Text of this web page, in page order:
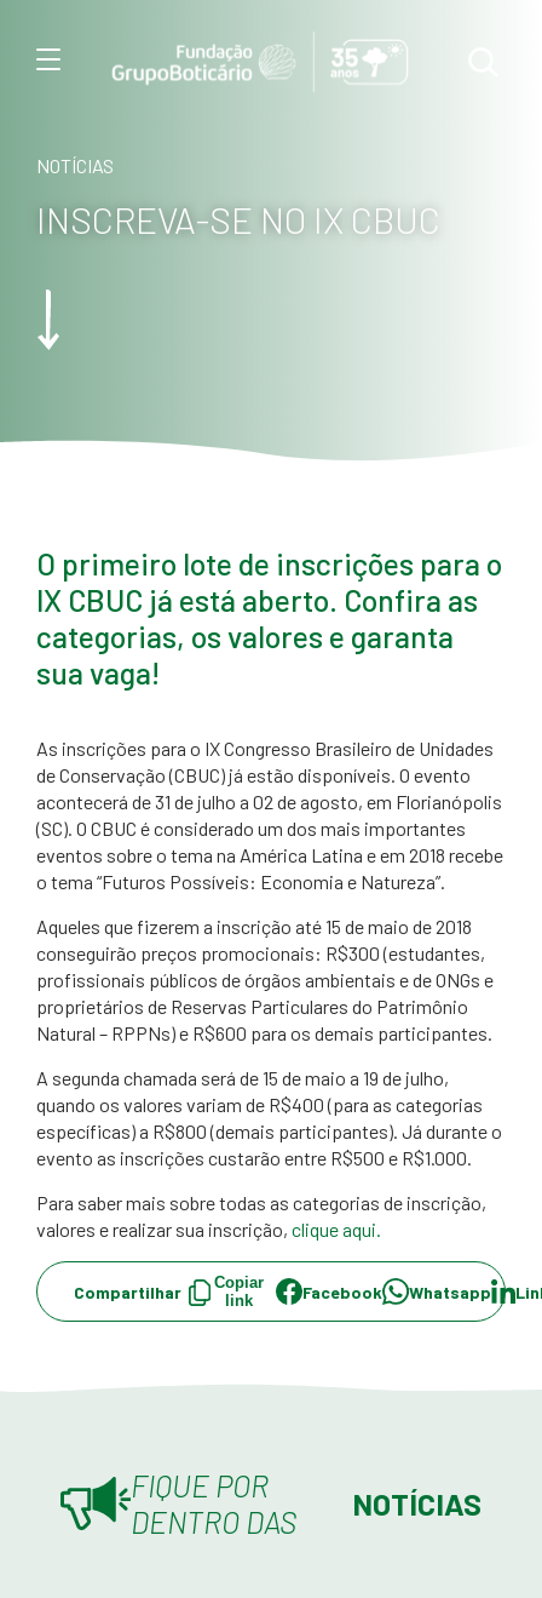
Menu
NOTÍCIAS
INSCREVA-SE NO IX CBUC
O primeiro lote de inscrições para o
IX CBUC já está aberto. Confira as
categorias, os valores e garanta
sua vaga!
As inscrições para o IX Congresso Brasileiro de Unidades
de Conservação (CBUC) já estão disponíveis. O evento
acontecerá de 31 de julho a 02 de agosto, em Florianópolis
(SC). O CBUC é considerado um dos mais importantes
eventos sobre o tema na América Latina e em 2018 recebe
o tema “Futuros Possíveis: Economia e Natureza”.
Aqueles que fizerem a inscrição até 15 de maio de 2018
conseguirão preços promocionais: R$300 (estudantes,
profissionais públicos de órgãos ambientais e de ONGs e
proprietários de Reservas Particulares do Patrimônio
Natural – RPPNs) e R$600 para os demais participantes.
A segunda chamada será de 15 de maio a 19 de julho,
quando os valores variam de R$400 (para as categorias
específicas) a R$800 (demais participantes). Já durante o
evento as inscrições custarão entre R$500 e R$1.000.
Para saber mais sobre todas as categorias de inscrição,
valores e realizar sua inscrição, clique aqui.​
Compartilhar
Copiar
link
Facebook Whatsapp
FIQUE POR
DENTRO DAS
NOTÍCIAS